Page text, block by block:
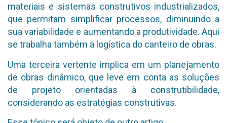
materiais e sistemas construtivos industrializados,
que permitam simplificar processos, diminuindo a
sua variabilidade e aumentando a produtividade. Aqui
se trabalha também a logística do canteiro de obras.
Uma terceira vertente implica em um planejamento
de obras dinâmico, que leve em conta as soluções
de projeto orientadas à construtibilidade,
considerando as estratégias construtivas.